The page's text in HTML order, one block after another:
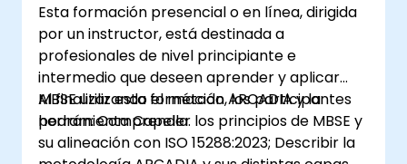
Esta formación presencial o en línea, dirigida
por un instructor, está destinada a
profesionales de nivel principiante e
intermedio que deseen aprender y aplicar
MBSE utilizando el método ARCADIA y la
herramienta Capella.
Al finalizar esta formación, los participantes
podrán: Comprender los principios de MBSE y
su alineación con ISO 15288:2023; Describir la